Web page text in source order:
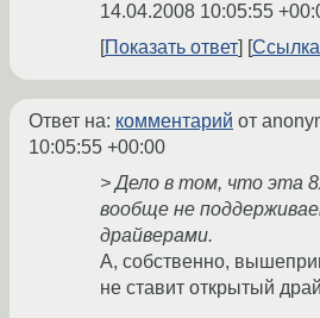
14.04.2008 10:05:55
Показать ответ
Ссылка
Ответ на: комментарий от
10:05:55 +00:00
> Дело в том, что эта
вообще не
драйверами.
А, собственно,
не ставит открытый